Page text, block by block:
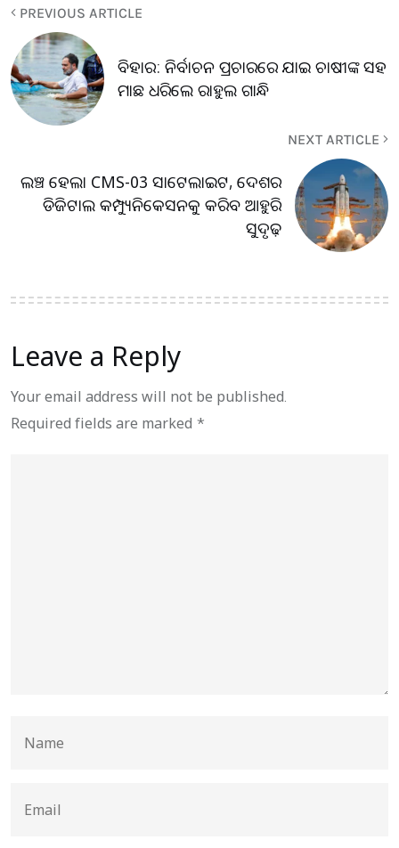
PREVIOUS ARTICLE
ବିହାର: ନିର୍ବାଚନ ପ୍ରଚାରରେ ଯାଇ ଚାଷୀଙ୍କ ସହ
ମାଛ ଧରିଲେ ରାହୁଲ ଗାନ୍ଧି
NEXT ARTICLE
ଲଞ୍ଚ ହେଲା CMS-03 ସାଟେଲାଇଟ, ଦେଶର
ଡିଜିଟାଲ କମ୍ପ୍ୟୁନିକେସନକୁ କରିବ ଆହୁରି
ସୁଦୃଢ଼
Leave a Reply
Your email address will not be published.
Required fields are marked *